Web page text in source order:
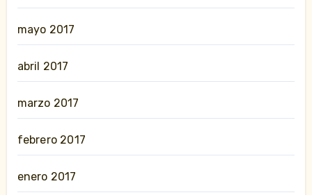
mayo 2017
abril 2017
marzo 2017
febrero 2017
enero 2017